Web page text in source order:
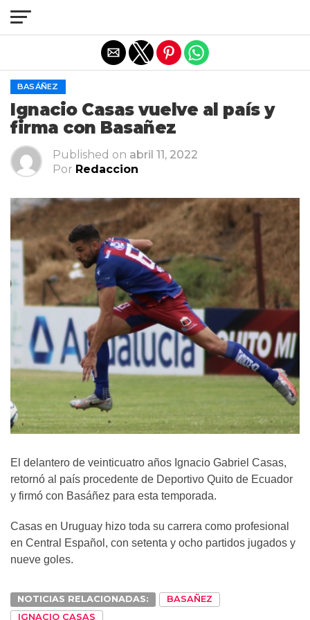
BASÁÑEZ
Ignacio Casas vuelve al país y
firma con Basañez
Published on abril 11, 2022
Por Redaccion
El delantero de veinticuatro años Ignacio Gabriel Casas,
retornó al país procedente de Deportivo Quito de Ecuador
y firmó con Basáñez para esta temporada.
Casas en Uruguay hizo toda su carrera como profesional
en Central Español, con setenta y ocho partidos jugados y
nueve goles.
NOTICIAS RELACIONADAS:
BASAÑEZ
IGNACIO CASAS